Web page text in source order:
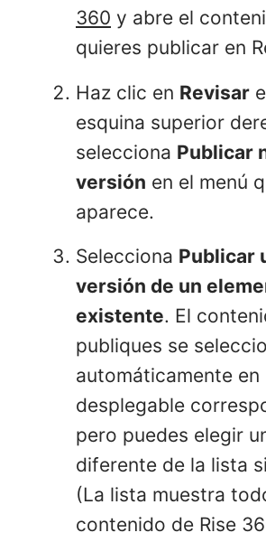
360 y abre el
quieres publicar en
Haz clic en Revisar
esquina superior
selecciona Publicar
versión en el menú
aparece.
Selecciona Publicar
versión de un
existente. El
publiques se
automáticamente en
desplegable
pero puedes elegir
diferente de la lista
(La lista muestra
contenido de Rise